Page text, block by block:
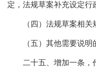
定，法规草案补充设定行
（四）法规草案相关规
（五）其他需要说明
二十五、增加一条，作